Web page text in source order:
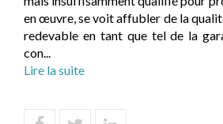
en œuvre, se voit affubler de la
redevable en tant que tel de la
con...
Lire la suite